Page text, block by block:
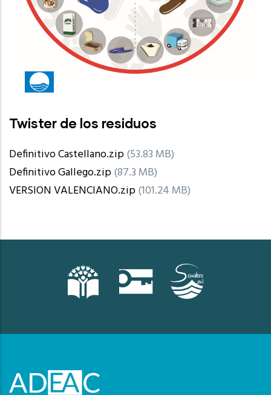
Twister de los residuos
Definitivo Castellano.zip(53.83 MB)
Definitivo Gallego.zip(87.3 MB)
VERSION VALENCIANO.zip(101.24 MB)